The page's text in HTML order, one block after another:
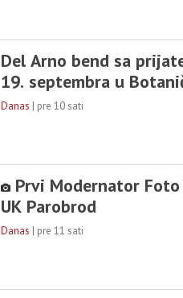
Del Arno bend sa
19. septembra u
Danas | pre 10 sati
Prvi Modernator
UK Parobrod
Danas | pre 11 sati